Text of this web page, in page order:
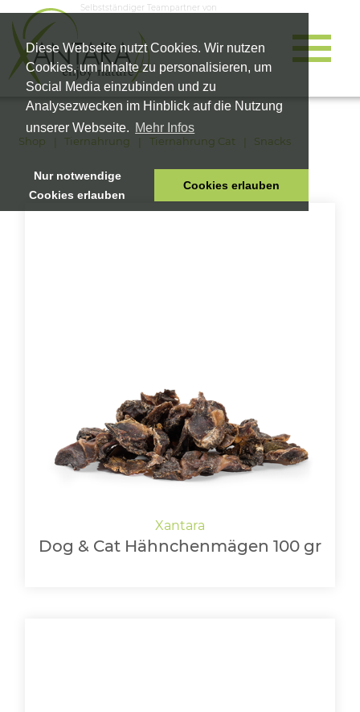
Diese Webseite nutzt Cookies. Wir nutzen
Cookies, um Inhalte zu personalisieren, um
Social Media einzubinden und zu
Analysezwecken im Hinblick auf die Nutzung
unserer Webseite. Mehr Infos
Nur notwendige
Cookies erlauben
Cookies erlauben
Selbstständiger Teampartner von
HOME
Shop Tiernahrung Tiernahrung Cat Snacks
Dog & Cat Hähnchenmägen 100 gr